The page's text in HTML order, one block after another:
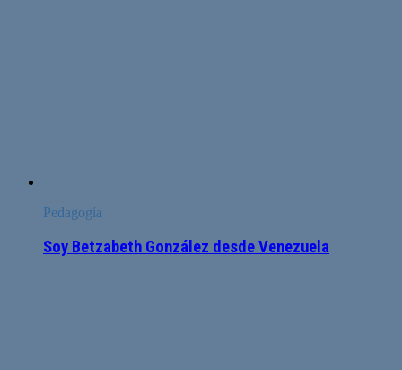
Pedagogía
Soy Betzabeth González desde Venezuela